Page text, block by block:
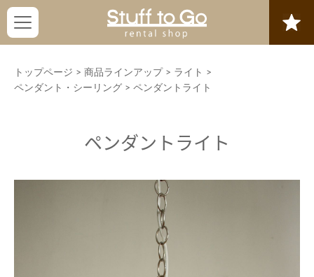
トップページ > 商品ラインアップ > ライト >
ペンダント・シーリング > ペンダントライト
ペンダントライト